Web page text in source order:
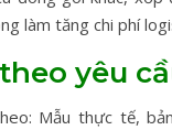
làm tăng chi phí
yêu
Mẫu thực tế,